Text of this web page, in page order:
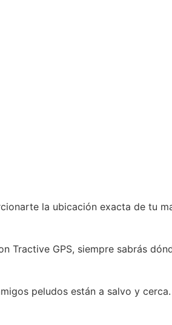
la ubicación exacta de tu
Tractive GPS, siempre sabrás
peludos están a salvo y cerca.